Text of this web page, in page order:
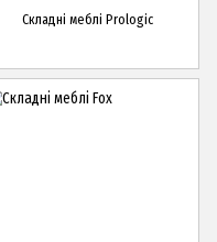
Складні меблі Prologic